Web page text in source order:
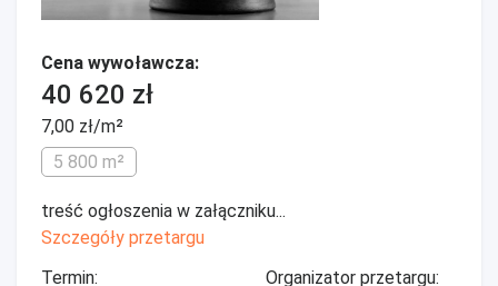
Cena wywoławcza:
40 620 zł
7,00 zł/m²
5 800 m²
treść ogłoszenia w załączniku...
Szczegóły przetargu
Termin:
Organizator przetargu: